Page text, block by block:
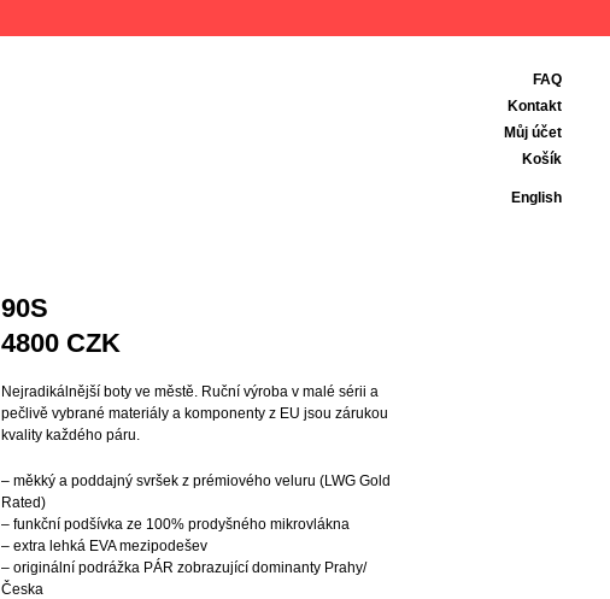
FAQ
Kontakt
Můj účet
Košík
English
90S
4800 CZK
Nejradikálnější boty ve městě. Ruční výroba v malé sérii a
pečlivě vybrané materiály a komponenty z EU jsou zárukou
kvality každého páru.
– měkký a poddajný svršek z prémiového veluru (LWG Gold
Rated)
– funkční podšívka ze 100% prodyšného mikrovlákna
– extra lehká EVA mezipodešev
– originální podrážka PÁR zobrazující dominanty Prahy/
Česka